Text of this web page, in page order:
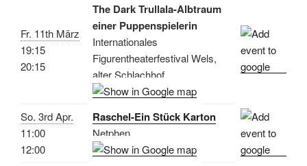
Fr. 11th März
19:15
20:15
The Dark Trullala-Albtraum
einer Puppenspielerin
Internationales
Figurentheaterfestival Wels,
alter Schlachhof
So. 3rd Apr.
11:00
12:00
Raschel-Ein Stück Karton
Netphen